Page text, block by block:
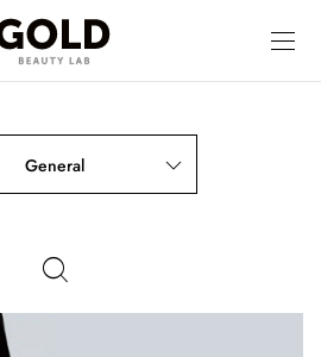
General